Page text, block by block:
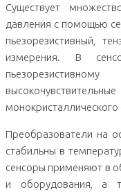
Существует
давления с помощью
пьезорезистивный,
измерения. В
Преобразователи на
стабильны в
сенсоры применяют в
и оборудования, а